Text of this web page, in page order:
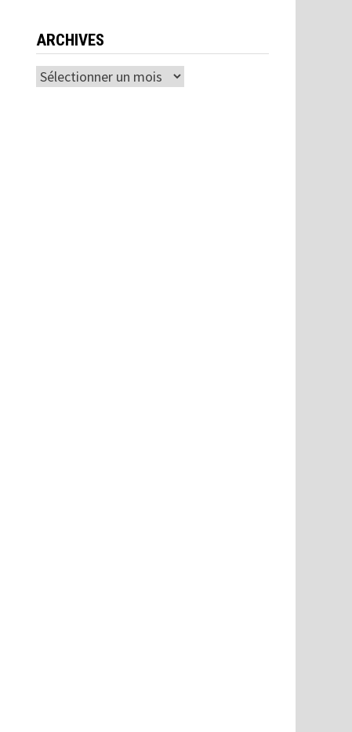
ARCHIVES
Archives